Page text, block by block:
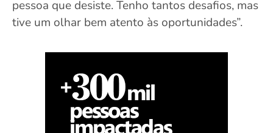
pessoa que desiste. Tenho tantos desafios, mas
tive um olhar bem atento às oportunidades”.